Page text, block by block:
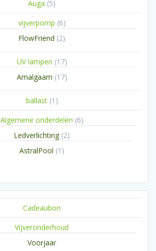
Auga 55
producten
vijverpomp 66
FlowFriend 22
UV lampen 1717
Amalgaam 1717
ballast 1 1
product
Algemene onderdelen 66
Ledverlichting 22
AstralPool 1 1
Cadeaubon
Vijveronderhoud
Voorjaar